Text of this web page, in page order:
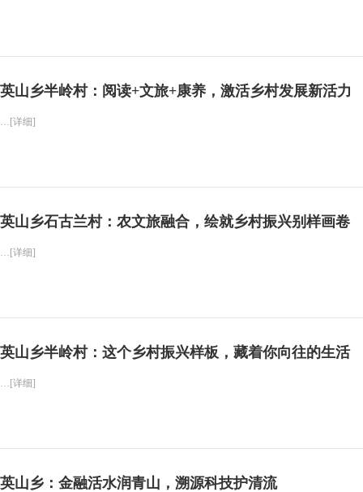
英山乡半岭村：阅读+文旅+康养，激活乡村发展新活力
…[详细]
英山乡石古兰村：农文旅融合，绘就乡村振兴别样画卷
…[详细]
英山乡半岭村：这个乡村振兴样板，藏着你向往的生活
…[详细]
英山乡：金融活水润青山，溯源科技护清流